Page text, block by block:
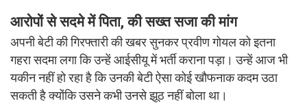
आरोपों से सदमे में पिता, की सख्त सजा की मांग
अपनी बेटी की गिरफ्तारी की खबर सुनकर प्रवीण गोयल को इतना
गहरा सदमा लगा कि उन्हें आईसीयू में भर्ती कराना पड़ा। उन्हें आज भी
यकीन नहीं हो रहा है कि उनकी बेटी ऐसा कोई खौफनाक कदम उठा
सकती है क्योंकि उसने कभी उनसे झूठ नहीं बोला था।